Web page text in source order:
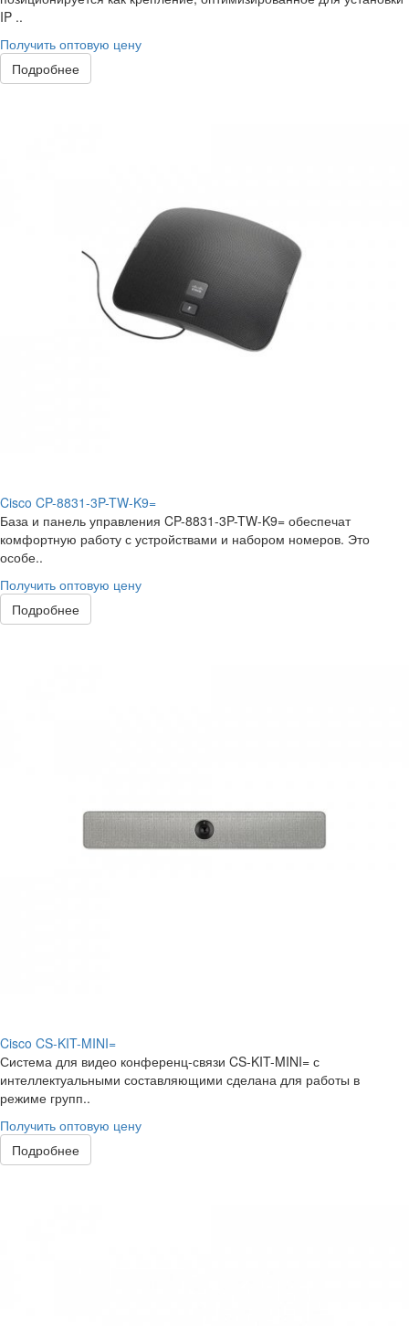
IP ..
Получить оптовую цену
Подробнее
Cisco CP-8831-3P-TW-K9=
База и панель управления CP-8831-3P-TW-K9= обеспечат
комфортную работу с устройствами и набором номеров. Это
особе..
Получить оптовую цену
Подробнее
Cisco CS-KIT-MINI=
Система для видео конференц-связи CS-KIT-MINI= с
интеллектуальными составляющими сделана для работы в
режиме групп..
Получить оптовую цену
Подробнее